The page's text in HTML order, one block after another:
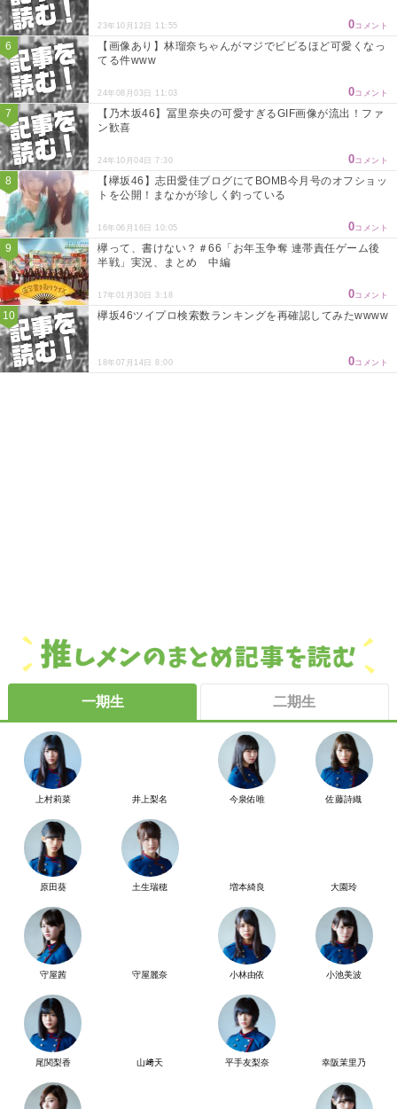
23年10月12日 11:55 0コメント
【画像あり】林瑠奈ちゃんがマジでビビるほど可愛くなっ
てる件www
24年08月03日 11:03 0コメント
【乃木坂46】冨里奈央の可愛すぎるGIF画像が流出！ファ
ン歓喜
24年10月04日 7:30 0コメント
【欅坂46】志田愛佳ブログにてBOMB今月号のオフショッ
トを公開！まなかが珍しく釣っている
16年06月16日 10:05 0コメント
欅って、書けない？＃66「お年玉争奪 連帯責任ゲーム後
半戦」実況、まとめ 中編
17年01月30日 3:18 0コメント
欅坂46ツイプロ検索数ランキングを再確認してみたwwww
18年07月14日 8:00 0コメント
一期生 二期生
上村莉菜 井上梨名 今泉佑唯 佐藤詩織
原田葵 土生瑞穂 増本綺良 大園玲
守屋茜 守屋麗奈 小林由依 小池美波
尾関梨香 山﨑天 平手友梨奈 幸阪茉里乃